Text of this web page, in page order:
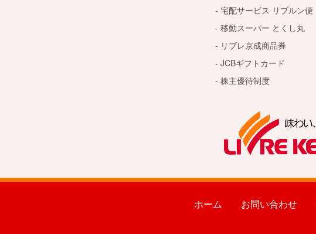
宅配サービス リブルン便
移動スーパー とくし丸
リブレ京成商品券
JCBギフトカード
株主優待制度
ホーム お問い合わせ